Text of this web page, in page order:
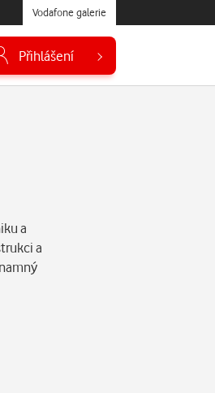
Vodafone galerie
Přihlášení
a
a